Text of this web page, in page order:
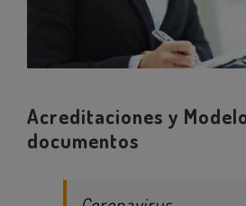
Acreditaciones y
documentos